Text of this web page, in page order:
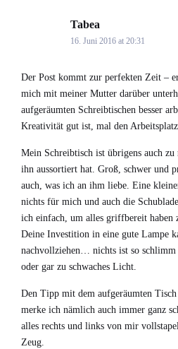
Tabea
16. Juni 2016 at 20:31
Der Post kommt zur perfekten Zeit –
mich mit meiner Mutter darüber
aufgeräumten Schreibtischen besser
Kreativität gut ist, mal den
Mein Schreibtisch ist übrigens auch
ihn aussortiert hat. Groß, schwer und
auch, was ich an ihm liebe. Eine
nichts für mich und auch die
ich einfach, um alles griffbereit haben
Deine Investition in eine gute Lampe
nachvollziehen… nichts ist so
oder gar zu schwaches Licht.
Den Tipp mit dem aufgeräumten
merke ich nämlich auch immer ganz
alles rechts und links von mir
Zeug.